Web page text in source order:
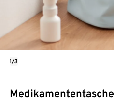
Medikamententasche
1/3